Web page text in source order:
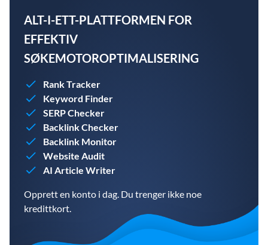
ALT-I-ETT-PLATTFORMEN FOR
EFFEKTIV
SØKEMOTOROPTIMALISERING
Rank Tracker
Keyword Finder
SERP Checker
Backlink Checker
Backlink Monitor
Website Audit
AI Article Writer
Opprett en konto i dag. Du trenger ikke noe
kredittkort.